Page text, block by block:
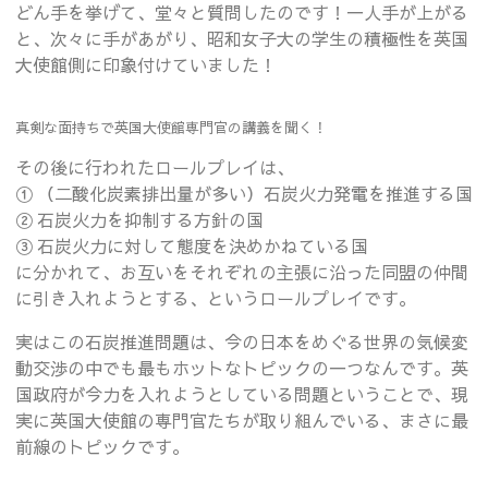
どん手を挙げて、堂々と質問したのです！一人手が上がる
と、次々に手があがり、昭和女子大の学生の積極性を英国
大使館側に印象付けていました！
真剣な面持ちで英国大使館専門官の講義を聞く！
その後に行われたロールプレイは、
① （二酸化炭素排出量が多い）石炭火力発電を推進する国
② 石炭火力を抑制する方針の国
③ 石炭火力に対して態度を決めかねている国
に分かれて、お互いをそれぞれの主張に沿った同盟の仲間
に引き入れようとする、というロールプレイです。
実はこの石炭推進問題は、今の日本をめぐる世界の気候変
動交渉の中でも最もホットなトピックの一つなんです。英
国政府が今力を入れようとしている問題ということで、現
実に英国大使館の専門官たちが取り組んでいる、まさに最
前線のトピックです。